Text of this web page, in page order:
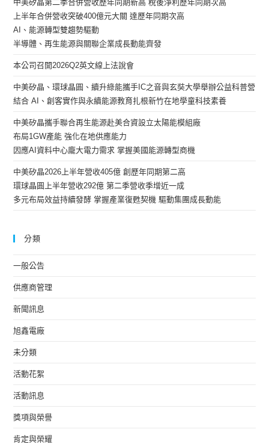
中美矽晶第二季合併營收歷年同期新高 稅後淨利歷年同期次高
上半年合併營收突破400億元大關 達歷年同期次高
AI、能源轉型雙趨勢驅動
半導體、再生能源與關聯企業成長動能齊發
本公司召開2026Q2英文線上法說會
中美矽晶、環球晶圓、續升綠能攜手IC之音與玄奘大學舉辦公益科普營
結合 AI、創客實作與永續能源教育扎根新竹在地學童科技素養
中美矽晶攜手聯合再生能源赴美合資設立太陽能模組廠
布局1GW產能 強化在地供應能力
因應AI資料中心龐大電力需求 掌握美國能源轉型商機
中美矽晶2026上半年營收405億 創歷年同期第二高
環球晶圓上半年營收292億 第二季營收季增近一成
多元布局效益持續發酵 掌握產業復甦契機 驅動集團成長動能
分類
一般公告
供應商管理
新聞訊息
旭鑫電廠
未分類
活動花絮
活動訊息
獎項與榮譽
肯定與榮耀